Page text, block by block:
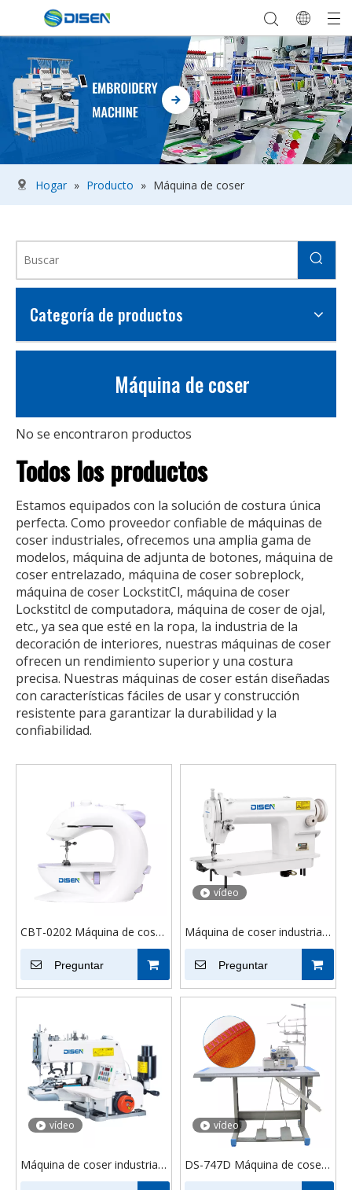
Hogar » Producto » Máquina de coser
Categoría de productos
Máquina de coser
No se encontraron productos
Todos los productos
Estamos equipados con la solución de costura única
perfecta. Como proveedor confiable de máquinas de
coser industriales, ofrecemos una amplia gama de
modelos, máquina de adjunta de botones, máquina de
coser entrelazado, máquina de coser sobreplock,
máquina de coser LockstitCl, máquina de coser
Lockstitcl de computadora, máquina de coser de ojal,
etc., ya sea que esté en la ropa, la industria de la
decoración de interiores, nuestras máquinas de coser
ofrecen un rendimiento superior y una costura
precisa. Nuestras máquinas de coser están diseñadas
con características fáciles de usar y construcción
resistente para garantizar la durabilidad y la
confiabilidad.
CBT-0202 Máquina de coser
de cuatro funciones
Preguntar
vídeo
Máquina de coser industrial
de pespunte manual
multifunción DS-8700 para
textiles
Preguntar
vídeo
Máquina de coser industrial
de botones con
vídeo
DS-747D Máquina de coser
industrial Overlock 4 hilos